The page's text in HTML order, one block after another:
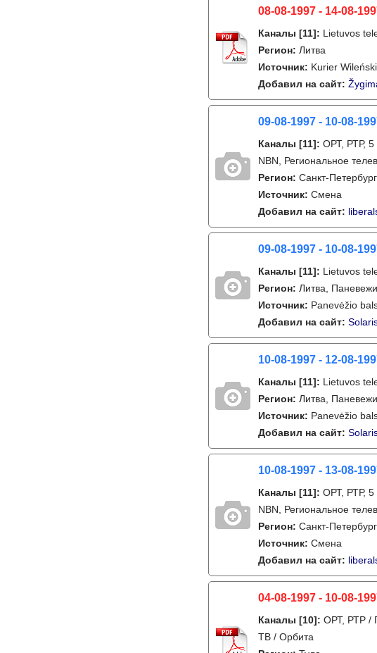
08-08-1997 - 14-08-
Каналы [11]: Lietuvos
Регион: Литва
Источник: Kurier Wileński
Добавил на сайт:
09-08-1997 - 10-08-
Каналы [11]: ОРТ, РТР, 5
NBN, Региональное
Регион: Санкт-Петербург
Источник: Смена
Добавил на сайт:
09-08-1997 - 10-08-
Каналы [11]: Lietuvos
Регион: Литва,
Источник: Panevėžio
Добавил на сайт:
10-08-1997 - 12-08-
Каналы [11]: Lietuvos
Регион: Литва,
Источник: Panevėžio
Добавил на сайт:
10-08-1997 - 13-08-
Каналы [11]: ОРТ, РТР, 5
NBN, Региональное
Регион: Санкт-Петербург
Источник: Смена
Добавил на сайт:
04-08-1997 - 10-08-
Каналы [10]: ОРТ, РТР /
ТВ / Орбита